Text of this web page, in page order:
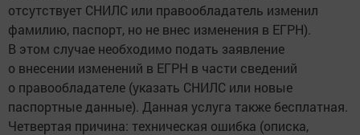
отсутствует СНИЛС или правообладатель изменил
фамилию, паспорт, но не внес изменения в ЕГРН).
В этом случае необходимо подать заявление
о внесении изменений в ЕГРН в части сведений
о правообладателе (указать СНИЛС или новые
паспортные данные). Данная услуга также бесплатная.
Четвертая причина: техническая ошибка (описка,